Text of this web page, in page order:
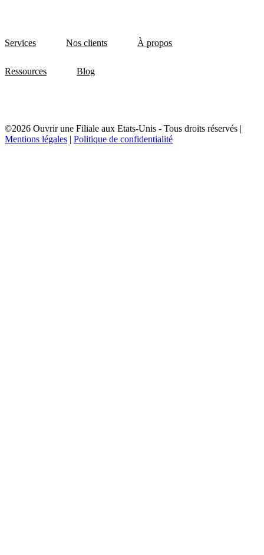
Services Nos clients À propos
Ressources Blog
©2026 Ouvrir une Filiale aux Etats-Unis - Tous droits réservés |
Mentions légales | Politique de confidentialité